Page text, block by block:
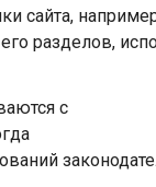
сайта,
разделов,
с